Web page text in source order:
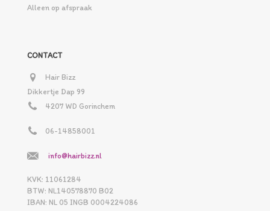
Alleen op afspraak
CONTACT
Hair Bizz
Dikkertje Dap 99
4207 WD Gorinchem
06-14858001
info@hairbizz.nl
KVK: 11061284
BTW: NL140578870 B02
IBAN: NL 05 INGB 0004224086